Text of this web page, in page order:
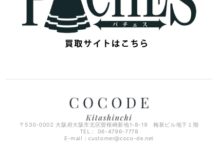
〒530-0002 大阪府大阪市北区曽根崎新地1-8-19 梅新ビル地下１階
TEL： 06-4796-7778
E-mail：customer@coco-de.net